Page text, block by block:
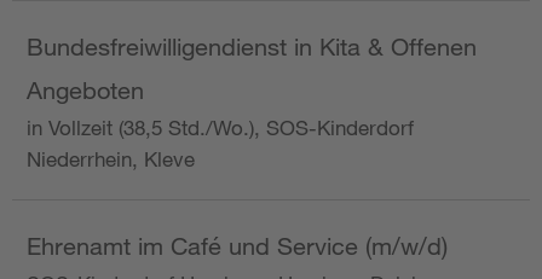
Bundesfreiwilligendienst in Kita & Offenen
Angeboten
in Vollzeit (38,5 Std./Wo.), SOS-Kinderdorf
Niederrhein, Kleve
Ehrenamt im Café und Service (m/w/d)